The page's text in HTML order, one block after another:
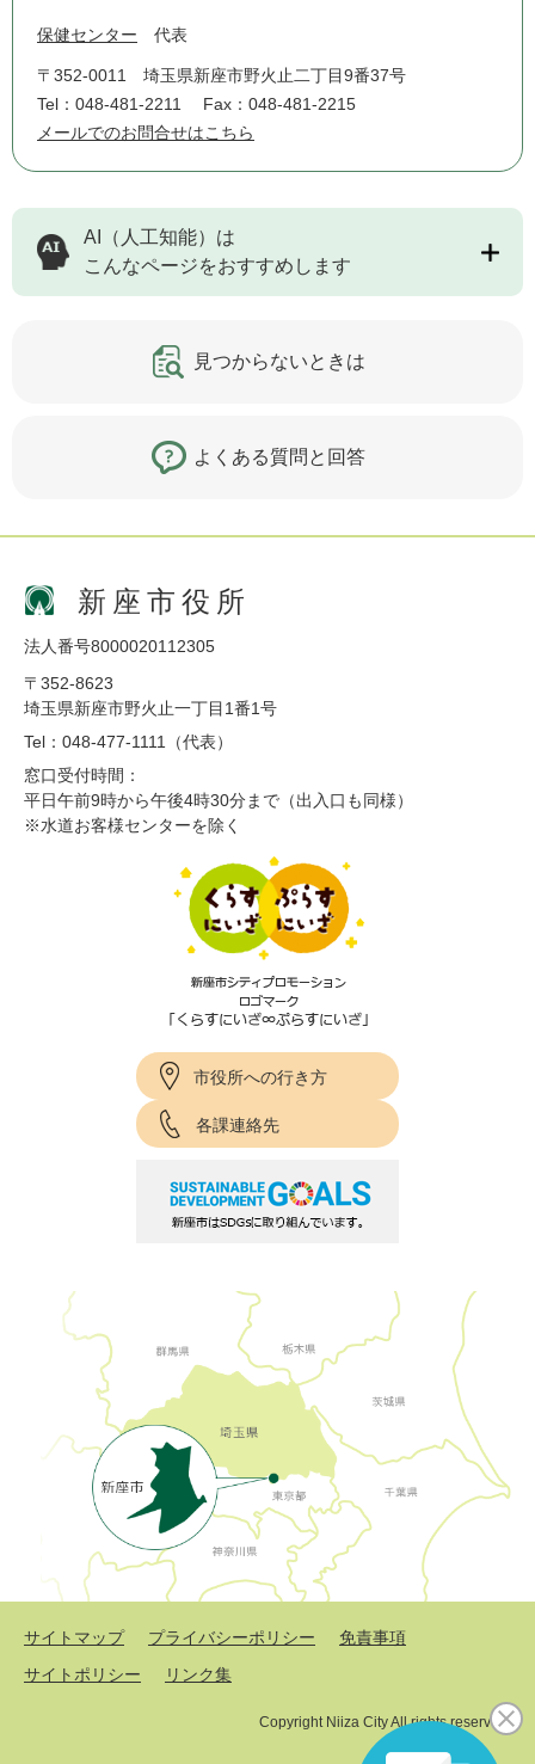
保健センター 代表
〒352-0011
埼玉県新座市野火止二丁目9番37号
Tel：048-481-2211
Fax：048-481-2215
メールでのお問合せはこちら
AI（人工知能）は
こんなページをおすすめします
見つからないときは
よくある質問と回答
新座市役所
法人番号8000020112305
〒352-8623
埼玉県新座市野火止一丁目1番1号
Tel：048-477-1111（代表）
窓口受付時間：
平日午前9時から午後4時30分まで（出入口も同様）
※水道お客様センターを除く
市役所への行き方
各課連絡先
サイトマップ プライバシーポリシー
免責事項
サイトポリシー
リンク集
Copyright Niiza City All rights reserved.